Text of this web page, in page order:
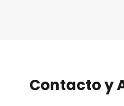
Contacto y